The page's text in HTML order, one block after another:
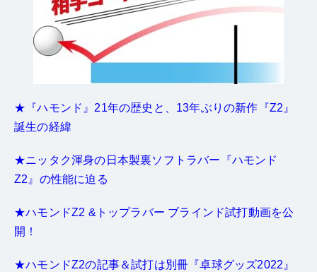
★『ハモンド』21年の歴史と、13年ぶりの新作『Z2』
誕生の経緯
★ニッタク渾身の日本製裏ソフトラバー『ハモンド
Z2』の性能に迫る
★ハモンドZ2 &トップラバー ブラインド試打動画を公
開！
★ハモンドZ2の記事＆試打は別冊『卓球グッズ2022』